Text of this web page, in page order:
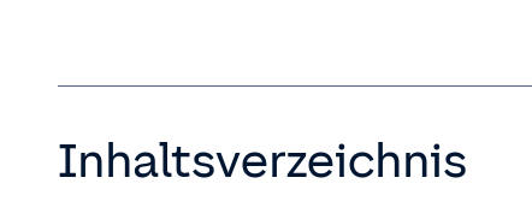
Inhaltsverzeichnis